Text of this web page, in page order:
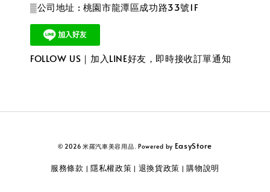
▒公司地址 : 桃園市龍潭區成功路33號1F
FOLLOW US｜加入LINE好友，即時接收訂單通知
© 2026 米羅汽車美容用品. Powered by EasyStore
服務條款 | 隱私權政策 | 退換貨政策 |購物說明